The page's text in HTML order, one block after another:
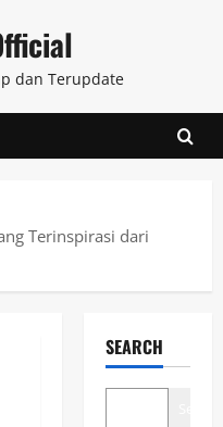
dan Terupdate
Terinspirasi dari
SEARCH